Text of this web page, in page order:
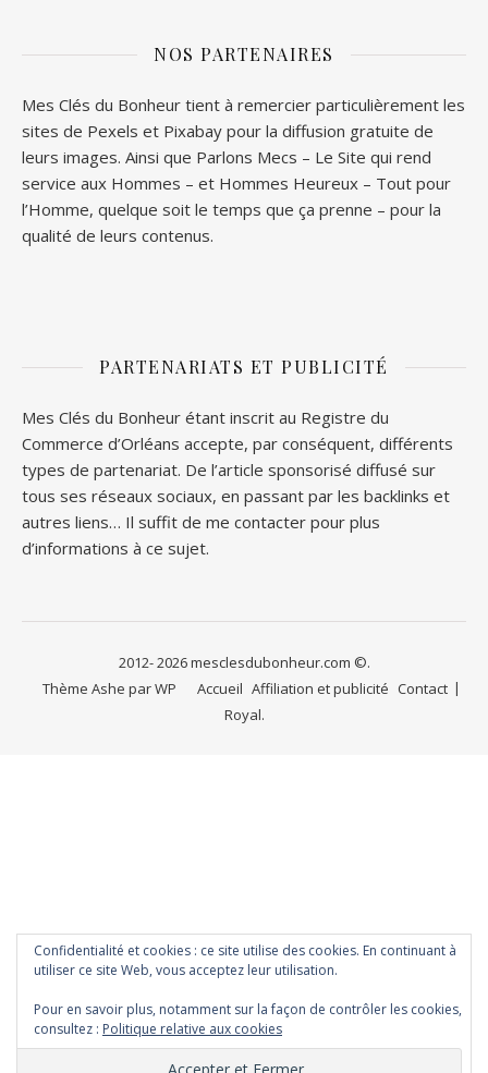
NOS PARTENAIRES
Mes Clés du Bonheur tient à remercier particulièrement les
sites de Pexels et Pixabay pour la diffusion gratuite de
leurs images. Ainsi que Parlons Mecs – Le Site qui rend
service aux Hommes – et Hommes Heureux – Tout pour
l’Homme, quelque soit le temps que ça prenne – pour la
qualité de leurs contenus.
PARTENARIATS ET PUBLICITÉ
Mes Clés du Bonheur étant inscrit au Registre du
Commerce d’Orléans accepte, par conséquent, différents
types de partenariat. De l’article sponsorisé diffusé sur
tous ses réseaux sociaux, en passant par les backlinks et
autres liens… Il suffit de me contacter pour plus
d’informations à ce sujet.
2012- 2026 mesclesdubonheur.com ©.
Accueil Affiliation et publicité Contact
Thème Ashe parWP
Royal.
Confidentialité et cookies : ce site utilise des cookies. En continuant à
utiliser ce site Web, vous acceptez leur utilisation.
Pour en savoir plus, notamment sur la façon de contrôler les cookies,
consultez : Politique relative aux cookies